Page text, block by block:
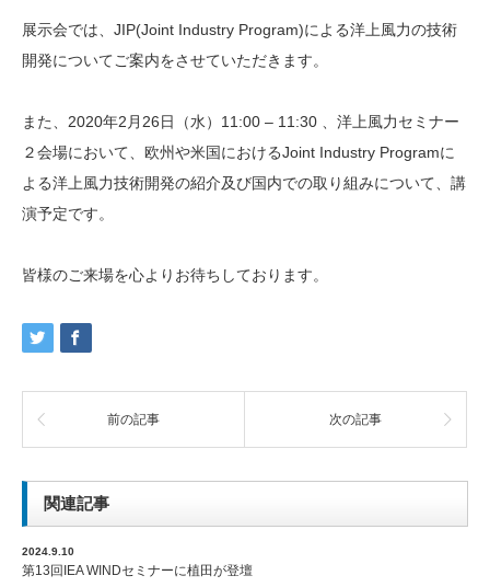
展示会では、JIP(Joint Industry Program)による洋上風力の技術
開発についてご案内をさせていただきます。
また、2020年2月26日（水）11:00 – 11:30 、洋上風力セミナー
２会場において、 欧州や米国におけるJoint Industry Programに
よる洋上風力技術開発の紹介及び国内での取り組みについて、講
演予定です。
皆様のご来場を心よりお待ちしております。
前の記事 次の記事
関連記事
2024.9.10
第13回IEA WINDセミナーに植田が登壇